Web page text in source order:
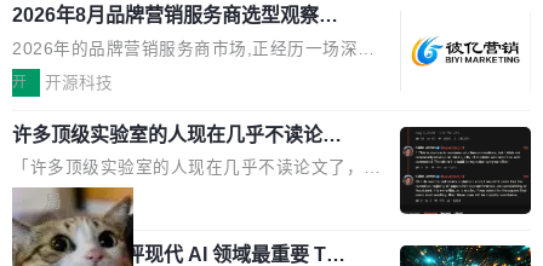
要。但用久了你会发现，它们本质上都是同一类
东西：一个带网页上下文的聊天框。 它们能读取
页面的文本，然后把文本丢给大模型，再返回一
段回答。仅此而已。 这当然有用，但总觉得差点
意思。比如我在一个后台管理系统里，需要填50
个表单字段，每个字段还有联动逻辑；比如我
想...
电源专为发烧级DIY主机与本地AI算力平台打
造，整机长度仅16厘米，提供1600W额定功率
与80PLUS钛金能效；支持ATX 3.1与PCIe 5.1
规范，结合服务器级元件、完善供电线材与内置
实时LCD监控屏，可充分满足当下高阶PC主机
的严苛使用需求。 澎湃功率，紧凑机身 钛金雕1
600PG5 AI TOP具备强悍输出功率，同时实现
机身尺寸大幅精简。整机长度仅16厘米，属于同
功率段机身尺寸十分紧凑的1600W电源产品。小
2026年8月品牌营销服务商选型观察：
从流量思维到品牌资产思维的范式转移
2026年的品牌营销服务商市场,正经历一场深刻
的价值重构。全球全案品牌代理机构市场从2025
复合增长率达5.44%,预计2032年将突破120亿美
元。数字广告与公共关系相关服务市场更是从20
25年的8463亿美元扩张至2026年的8763亿美
元。数字的背后是一个清晰的事实——品牌对专
业化营销服务的需求从未如此迫切。 但市场扩容
开 开源科技
许多顶级实验室的人现在几乎不读论文
了
「许多顶级实验室的人现在几乎不读论文了，而
且他们认为 ICLR/ICML/NeurIPS 充斥着大量过
度宣传和欺诈。」 OpenAI 研究员 Keller Jorda
n 这条推文引发了广泛讨论。他不是在说风凉
局
xAI 前工程师评现代 AI 领域最重要 Top